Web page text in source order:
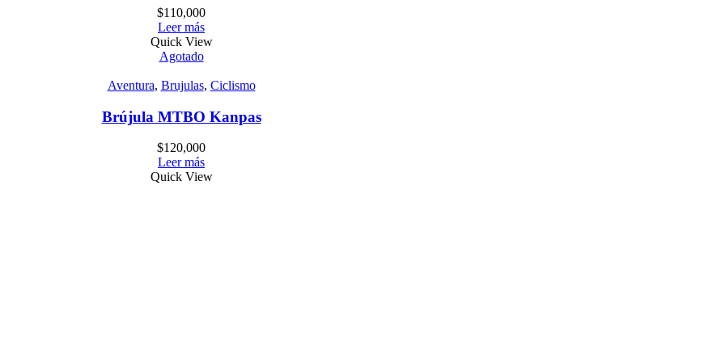
$110,000
Leer más
Quick View
Agotado
Aventura, Brujulas, Ciclismo
Brújula MTBO Kanpas
$120,000
Leer más
Quick View